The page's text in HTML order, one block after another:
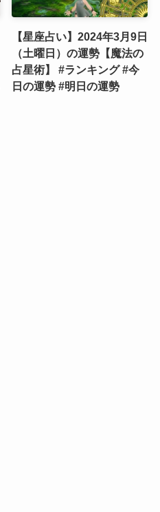
【星座占い】2024年3月9日
（土曜日）の運勢【魔法の
占星術】 #ランキング #今
日の運勢 #明日の運勢